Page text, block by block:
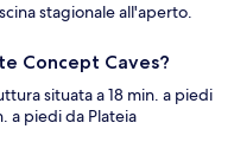
stagionale all'aperto.
Concept Caves?
situata a 18 min. a piedi
a piedi da Plateia